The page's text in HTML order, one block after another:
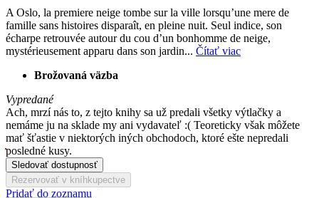
A Oslo, la premiere neige tombe sur la ville lorsqu’une mere de
famille sans histoires disparaît, en pleine nuit. Seul indice, son
écharpe retrouvée autour du cou d’un bonhomme de neige,
mystérieusement apparu dans son jardin... Čítať viac
Brožovaná väzba
Vypredané
Ach, mrzí nás to, z tejto knihy sa už predali všetky výtlačky a
nemáme ju na sklade my ani vydavateľ :( Teoreticky však môžete
mať šťastie v niektorých iných obchodoch, ktoré ešte nepredali
posledné kusy.
Sledovať dostupnosť
Rezervovať v kníhkupectve
Pridať do zoznamu